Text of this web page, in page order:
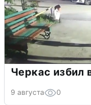
Черкас избил
9 августа 0